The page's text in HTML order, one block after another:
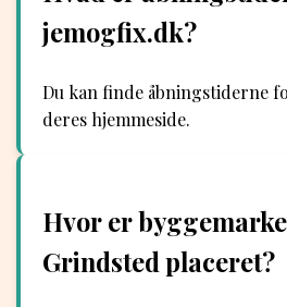
jemogfix.dk?
Du kan finde åbningstiderne
deres hjemmeside.
Hvor er
Grindsted placeret?